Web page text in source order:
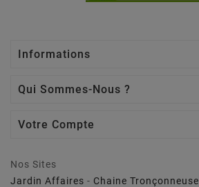
Informations
Qui Sommes-Nous ?
Votre Compte
Nos Sites
Jardin Affaires - Chaine Tronçonneuse